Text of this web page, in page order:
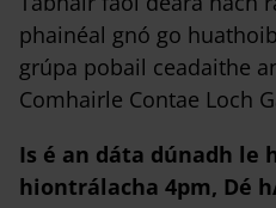
phainéal gnó go
grúpa pobail ceadaithe
Comhairle Contae Loch
Is é an dáta dúnadh le
hiontrálacha 4pm, Dé